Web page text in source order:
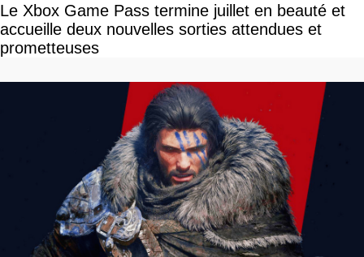
Le Xbox Game Pass termine juillet en beauté et
accueille deux nouvelles sorties attendues et
prometteuses